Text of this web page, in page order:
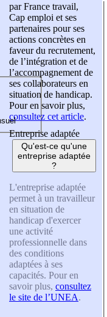
par France travail,
Cap emploi et ses
partenaires pour ses
actions concrètes en
faveur du recrutement,
de l’intégration et de
l’accompagnement de
ses collaborateurs en
situation de handicap.
Pour en savoir plus,
consultez cet article.
Entreprise adaptée
Qu'est-ce qu'une
entreprise adaptée
?
L'entreprise adaptée
permet à un travailleur
en situation de
handicap d'exercer
une activité
professionnelle dans
des conditions
adaptées à ses
capacités. Pour en
savoir plus, consultez
le site de l’UNEA.